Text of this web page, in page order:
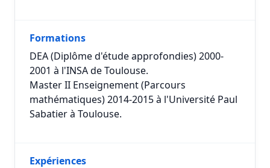
Formations
DEA (Diplôme d'étude approfondies) 2000-
2001 à l'INSA de Toulouse.
Master II Enseignement (Parcours
mathématiques) 2014-2015 à l'Université Paul
Sabatier à Toulouse.
Expériences